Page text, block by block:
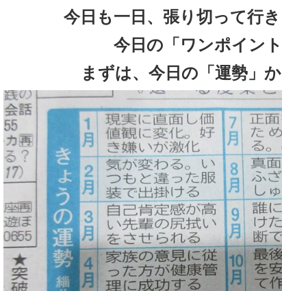
今日も一日、張り切って行
今日の「ワンポイン
まずは、今日の「運勢」